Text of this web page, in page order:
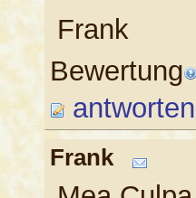
Frank
Bewertung
antworten
Frank